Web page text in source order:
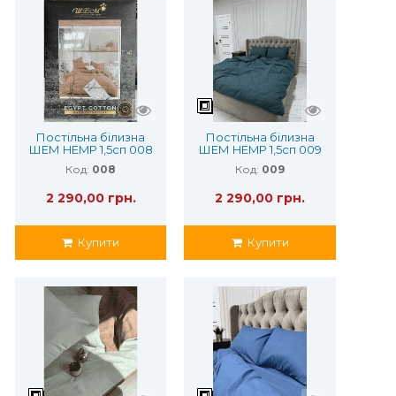
Постільна білизна
ШЕМ HEMP 1,5сп 008
(з конопляним
волокном)
Код: 008
2 290,00 грн.
Купити
Постільна білизна
ШЕМ HEMP 1,5сп 009
(з конопляним
волокном)
Код: 009
2 290,00 грн.
Купити